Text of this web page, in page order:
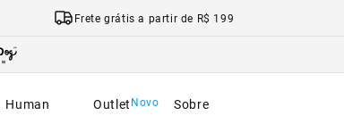
Frete grátis a partir de R$ 199
Human Outlet Sobre